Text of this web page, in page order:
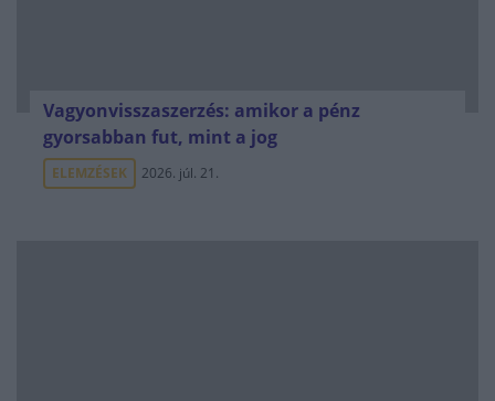
Vagyonvisszaszerzés: amikor a pénz
gyorsabban fut, mint a jog
ELEMZÉSEK 2026. júl. 21.